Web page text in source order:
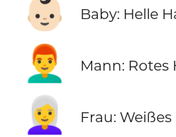
👶🏻 Baby: Helle
👨‍🦰 Mann: Rotes
👩‍🦳 Frau: Weißes